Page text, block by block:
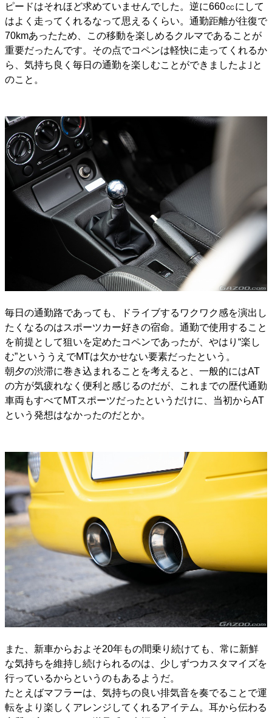
ピードはそれほど求めていませんでした。逆に660㏄にして
はよく走ってくれるなって思えるくらい。通勤距離が往復で
70kmあったため、この移動を楽しめるクルマであることが
重要だったんです。その点でコペンは軽快に走ってくれるか
ら、気持ち良く毎日の通勤を楽しむことができましたよ｣と
のこと。
毎日の通勤路であっても、ドライブするワクワク感を演出し
たくなるのはスポーツカー好きの宿命。通勤で使用すること
を前提として狙いを定めたコペンであったが、やはり“楽し
む”といううえでMTは欠かせない要素だったという。
朝夕の渋滞に巻き込まれることを考えると、一般的にはAT
の方が気疲れなく便利と感じるのだが、これまでの歴代通勤
車両もすべてMTスポーツだったというだけに、当初からAT
という発想はなかったのだとか。
また、新車からおよそ20年もの間乗り続けても、常に新鮮
な気持ちを維持し続けられるのは、少しずつカスタマイズを
行っているからというのもあるようだ。
たとえばマフラーは、気持ちの良い排気音を奏でることで運
転をより楽しくアレンジしてくれるアイテム。耳から伝わる